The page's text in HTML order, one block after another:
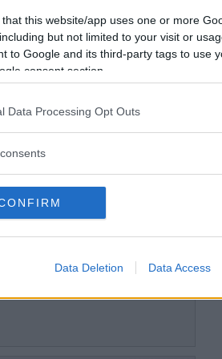
that this website/app uses one or more
but not limited to your visit or
to Google and its third-party tags to use
consent section.
Data Processing Opt Outs
Data Deletion Data Access
lärt sig simma idag.
2022-03-27 16:47
direkt! :)
två stycken Anammas vegokebab-pizzor till
2022-03-28 10:53